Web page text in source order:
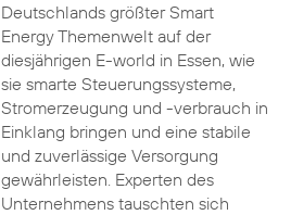
Deutschlands größter Smart
Energy Themenwelt auf der
diesjährigen E-world in Essen, wie
sie smarte Steuerungssysteme,
Stromerzeugung und -verbrauch in
Einklang bringen und eine stabile
und zuverlässige Versorgung
gewährleisten. Experten des
Unternehmens tauschten sich